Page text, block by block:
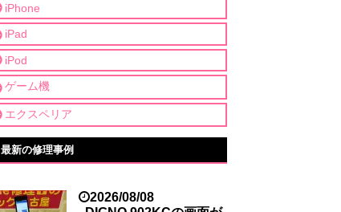
iPhone
iPad
iPod
ゲーム機
エクスペリア
最新の修理事例
2026/08/08